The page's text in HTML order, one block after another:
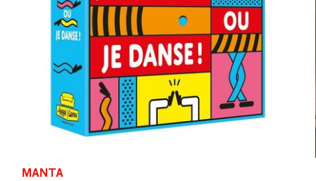
MANTA